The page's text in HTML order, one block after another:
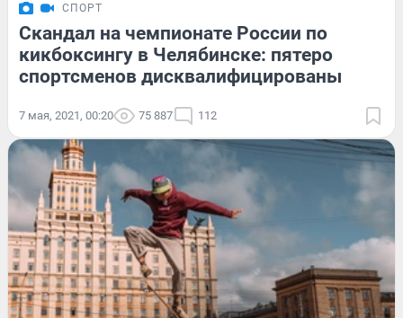
СПОРТ
Скандал на чемпионате России по
кикбоксингу в Челябинске: пятеро
спортсменов дисквалифицированы
7 мая, 2021, 00:20 75 887 112